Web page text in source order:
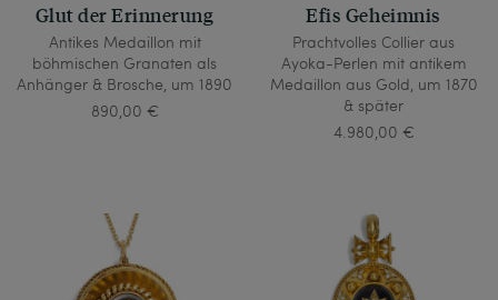
Glut der Erinnerung
Antikes Medaillon mit
böhmischen Granaten als
Anhänger & Brosche, um 1890
890,00 €
Efis Geheimnis
Prachtvolles Collier aus
Ayoka-Perlen mit antikem
Medaillon aus Gold, um 1870
& später
4.980,00 €